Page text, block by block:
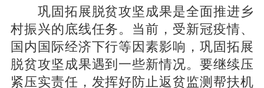
巩固拓展脱贫攻坚成果是全面推进乡
村振兴的底线任务。当前，受新冠疫情、
国内国际经济下行等因素影响，巩固拓展
脱贫攻坚成果遇到一些新情况。要继续压
紧压实责任，发挥好防止返贫监测帮扶机